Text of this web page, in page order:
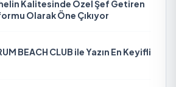
Kalitesinde Özel Şef Getiren
Olarak Öne Çıkıyor
BEACH CLUB ile Yazın En Keyifli